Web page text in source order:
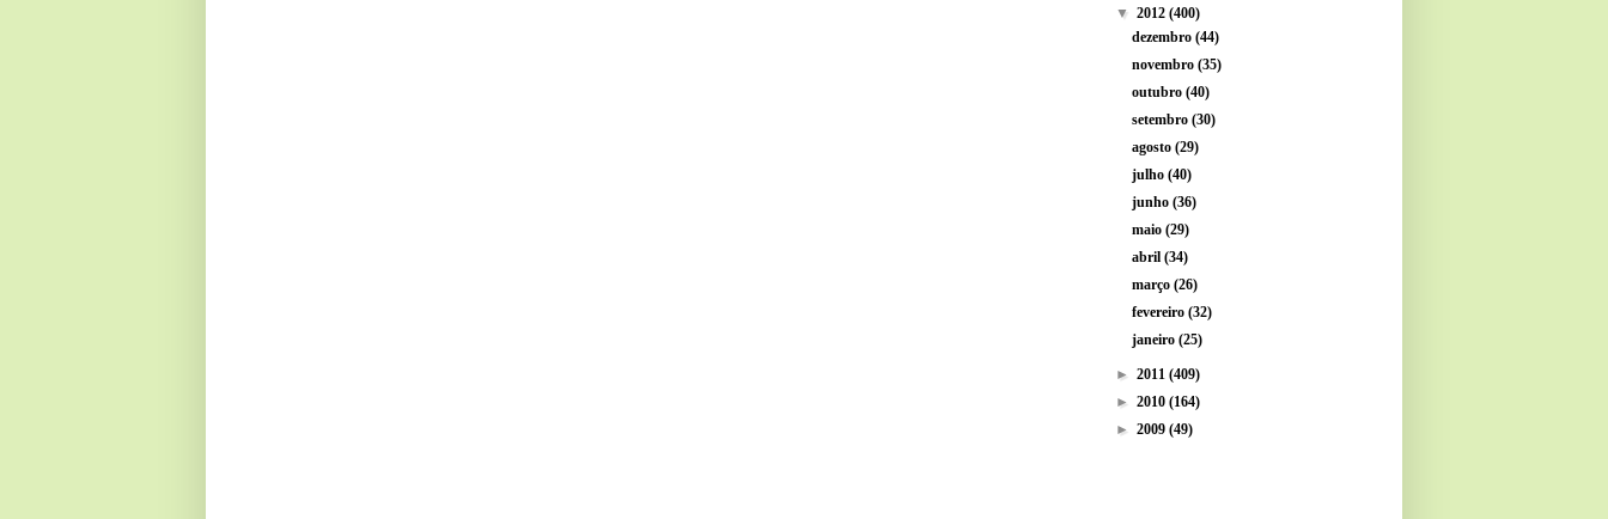
▼ 2012 (400)
dezembro(44)
novembro(35)
outubro(40)
setembro(30)
agosto(29)
julho(40)
junho(36)
maio(29)
abril(34)
março(26)
fevereiro(32)
janeiro(25)
► 2011 (409)
► 2010 (164)
► 2009 (49)